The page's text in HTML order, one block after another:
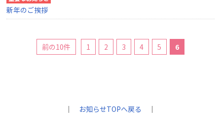
新年のご挨拶
前の10件 1 2 3 4 5 6
｜ お知らせTOPへ戻る ｜